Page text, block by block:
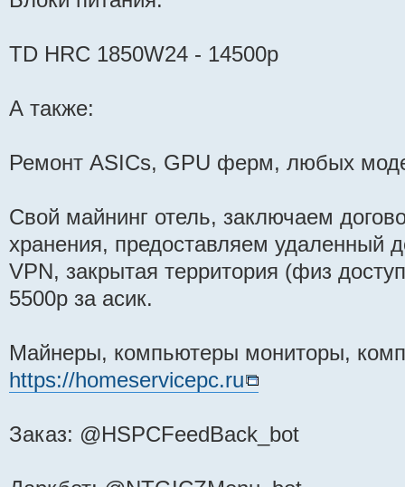
TD HRC 1850W24 - 14500р
А также:
Ремонт ASICs, GPU ферм, любых
Свой майнинг отель, заключаем
хранения, предоставляем удаленный
VPN, закрытая территория (физ
5500р за асик.
Майнеры, компьютеры мониторы,
https://homeservicepc.ru
Заказ: @HSPCFeedBack_bot